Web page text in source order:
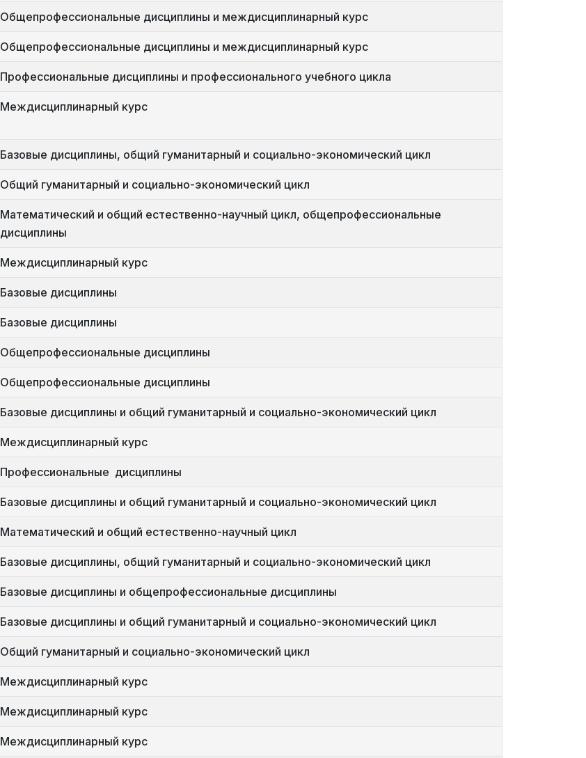
Общепрофессиональные дисциплины и междисциплинарный курс
Общепрофессиональные дисциплины и междисциплинарный курс
Профессиональные дисциплины и профессионального учебного цикла
Междисциплинарный курс
Базовые дисциплины, общий гуманитарный и социально-экономический цикл
Общий гуманитарный и социально-экономический цикл
Математический и общий естественно-научный цикл, общепрофессиональные
дисциплины
Междисциплинарный курс
Базовые дисциплины
Базовые дисциплины
Общепрофессиональные дисциплины
Общепрофессиональные дисциплины
Базовые дисциплины и общий гуманитарный и социально-экономический цикл
Междисциплинарный курс
Профессиональные дисциплины
Базовые дисциплины и общий гуманитарный и социально-экономический цикл
Математический и общий естественно-научный цикл
Базовые дисциплины, общий гуманитарный и социально-экономический цикл
Базовые дисциплины и общепрофессиональные дисциплины
Базовые дисциплины и общий гуманитарный и социально-экономический цикл
Общий гуманитарный и социально-экономический цикл
Междисциплинарный курс
Междисциплинарный курс
Междисциплинарный курс